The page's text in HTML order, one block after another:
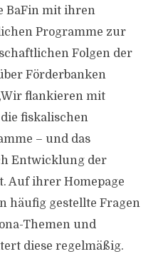
BaFin mit ihren
Programme zur
Folgen der
Förderbanken
flankieren mit
fiskalischen
– und das
Entwicklung der
Auf ihrer Homepage
häufig gestellte Fragen
Themen und
diese regelmäßig.